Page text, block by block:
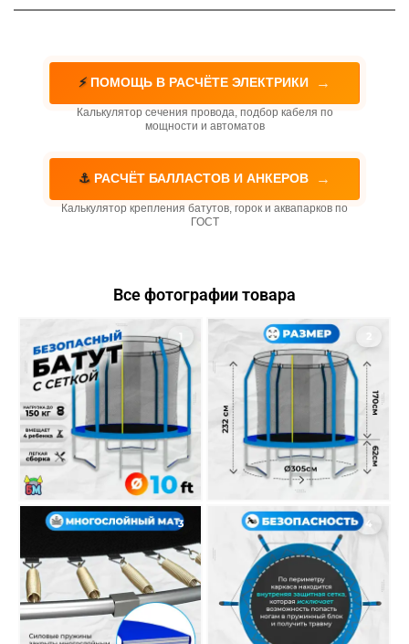
⚡ ПОМОЩЬ В РАСЧЁТЕ ЭЛЕКТРИКИ →
Калькулятор сечения провода, подбор кабеля по
мощности и автоматов
⚓ РАСЧЁТ БАЛЛАСТОВ И АНКЕРОВ →
Калькулятор крепления батутов, горок и аквапарков по
ГОСТ
Все фотографии товара
3 4